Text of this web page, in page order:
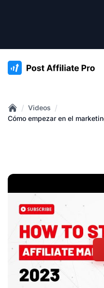
:site.title
Home
/ Videos /
Cómo empezar en el